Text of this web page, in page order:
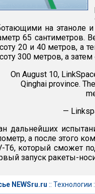
на этаноле
65 сантиметров.
20 и 40 метров, а
300 метров, а
On August 10,
Qinghai province.
—
дальнейших
а после этого
T6, который сможет
запуск ракеты-
NEWSru.ru :: Технологии